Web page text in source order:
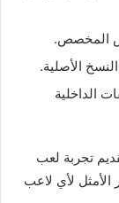
المخصص.
الأصلية.
الداخلية
تجربة لعب
الأمثل لأي لاعب